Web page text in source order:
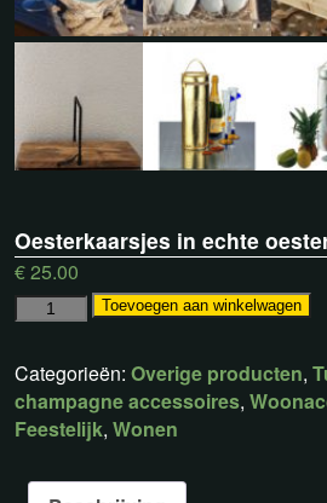
Oesterkaarsjes in echte
€25.00
Toevoegen aan winkelwagen
Categorieën: Overige producten,
champagne accessoires,
Feestelijk, Wonen